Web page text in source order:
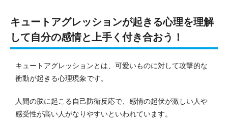
キュートアグレッションが起きる心理を理解
して自分の感情と上手く付き合おう！
キュートアグレッションとは、可愛いものに対して攻撃的な
衝動が起きる心理現象です。
人間の脳に起こる自己防衛反応で、感情の起伏が激しい人や
感受性が高い人がなりやすいといわれています。